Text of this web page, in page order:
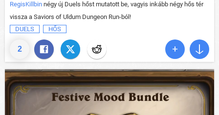
2
RegisKillbin négy új Duels hőst mutatott be, vagyis inkább négy hős tér
vissza a Saviors of Uldum Dungeon Run-ból!
DUELS
HŐS